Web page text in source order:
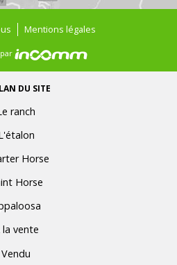
Mentions légales
DU SITE
ranch
Horse
Horse
la vente
Vendu